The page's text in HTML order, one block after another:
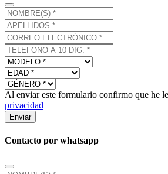
Al enviar este formulario confirmo que he
privacidad
Enviar
Contacto por whatsapp